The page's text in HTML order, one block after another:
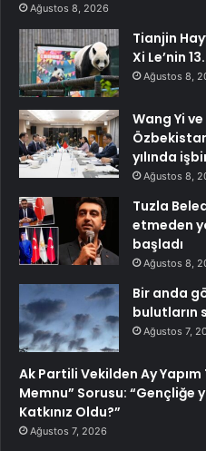
Ağustos 8, 2026
Tianjin
Xi Le’nin
Ağustos 8,
Wang Yi
yılında
Ağustos 8,
Tuzla
etmeden
başladı
Ağustos 8,
Bir anda
bulutların
Ağustos 7,
Ak Partili Vekilden Ay
Memnu” Sorusu: “Gençliğe
Katkınız Oldu?”
Ağustos 7, 2026